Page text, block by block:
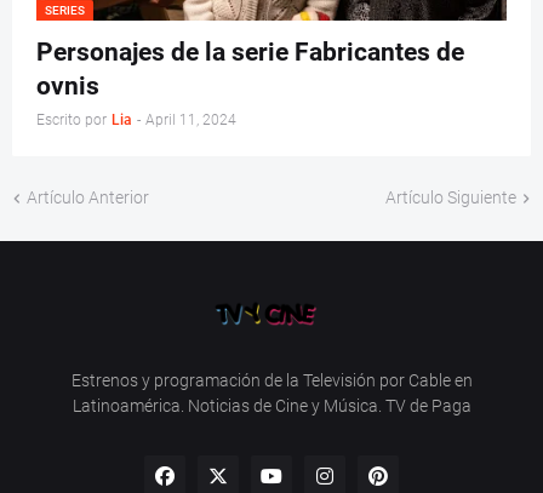
SERIES
Personajes de la serie Fabricantes de
ovnis
Escrito por Lia - April 11, 2024
Artículo Anterior Artículo Siguiente
Estrenos y programación de la Televisión por Cable en
Latinoamérica. Noticias de Cine y Música. TV de Paga